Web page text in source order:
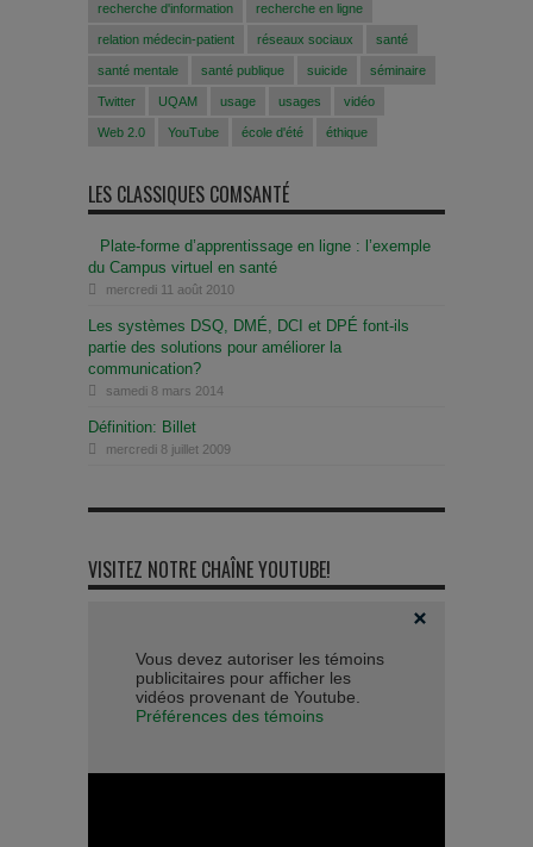
recherche d'information recherche en ligne
relation médecin-patient réseaux sociaux santé
santé mentale santé publique suicide séminaire
Twitter UQAM usage usages vidéo
Web 2.0 YouTube école d'été éthique
LES CLASSIQUES COMSANTÉ
Plate-forme d’apprentissage en ligne : l’exemple
du Campus virtuel en santé
mercredi 11 août 2010
Les systèmes DSQ, DMÉ, DCI et DPÉ font-ils
partie des solutions pour améliorer la
communication?
samedi 8 mars 2014
Définition: Billet
mercredi 8 juillet 2009
VISITEZ NOTRE CHAÎNE YOUTUBE!
Vous devez autoriser les témoins
publicitaires pour afficher les
vidéos provenant de Youtube.
Préférences des témoins